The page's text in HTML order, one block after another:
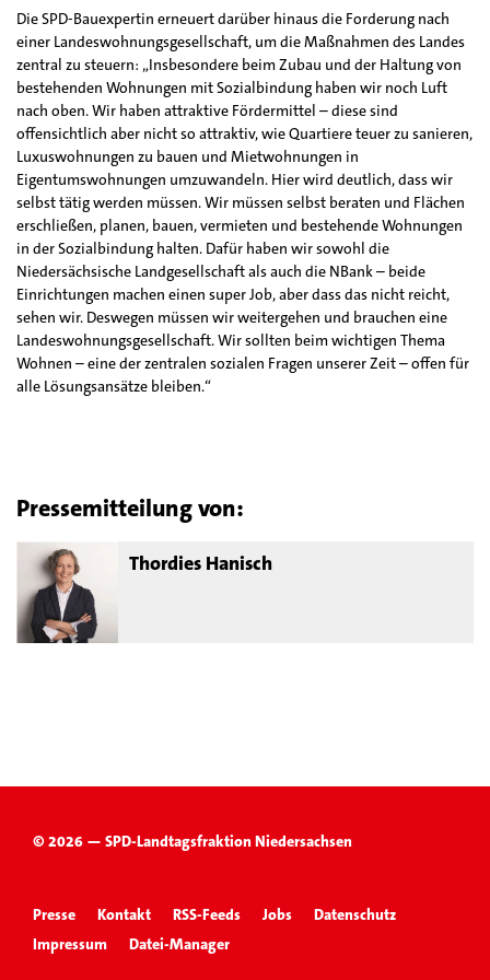
Die SPD-Bauexpertin erneuert darüber hinaus die Forderung nach
einer Landeswohnungsgesellschaft, um die Maßnahmen des Landes
zentral zu steuern: „Insbesondere beim Zubau und der Haltung von
bestehenden Wohnungen mit Sozialbindung haben wir noch Luft
nach oben. Wir haben attraktive Fördermittel – diese sind
offensichtlich aber nicht so attraktiv, wie Quartiere teuer zu sanieren,
Luxuswohnungen zu bauen und Mietwohnungen in
Eigentumswohnungen umzuwandeln. Hier wird deutlich, dass wir
selbst tätig werden müssen. Wir müssen selbst beraten und Flächen
erschließen, planen, bauen, vermieten und bestehende Wohnungen
in der Sozialbindung halten. Dafür haben wir sowohl die
Niedersächsische Landgesellschaft als auch die NBank – beide
Einrichtungen machen einen super Job, aber dass das nicht reicht,
sehen wir. Deswegen müssen wir weitergehen und brauchen eine
Landeswohnungsgesellschaft. Wir sollten beim wichtigen Thema
Wohnen – eine der zentralen sozialen Fragen unserer Zeit – offen für
alle Lösungsansätze bleiben.“
Pressemitteilung von:
Thordies Hanisch
© 2026 — SPD-Landtagsfraktion Niedersachsen
Presse Kontakt RSS-Feeds Jobs
Datenschutz
Impressum
Datei-Manager